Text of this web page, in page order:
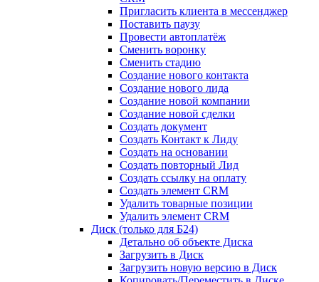
Пригласить клиента в мессенджер
Поставить паузу
Провести автоплатёж
Сменить воронку
Сменить стадию
Создание нового контакта
Создание нового лида
Создание новой компании
Создание новой сделки
Создать документ
Создать Контакт к Лиду
Создать на основании
Создать повторный Лид
Создать ссылку на оплату
Создать элемент CRM
Удалить товарные позиции
Удалить элемент CRM
Диск (только для Б24)
Детально об объекте Диска
Загрузить в Диск
Загрузить новую версию в Диск